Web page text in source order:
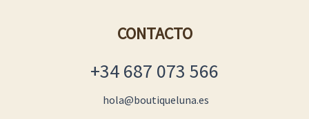
CONTACTO
+34 687 073 566
hola@boutiqueluna.es